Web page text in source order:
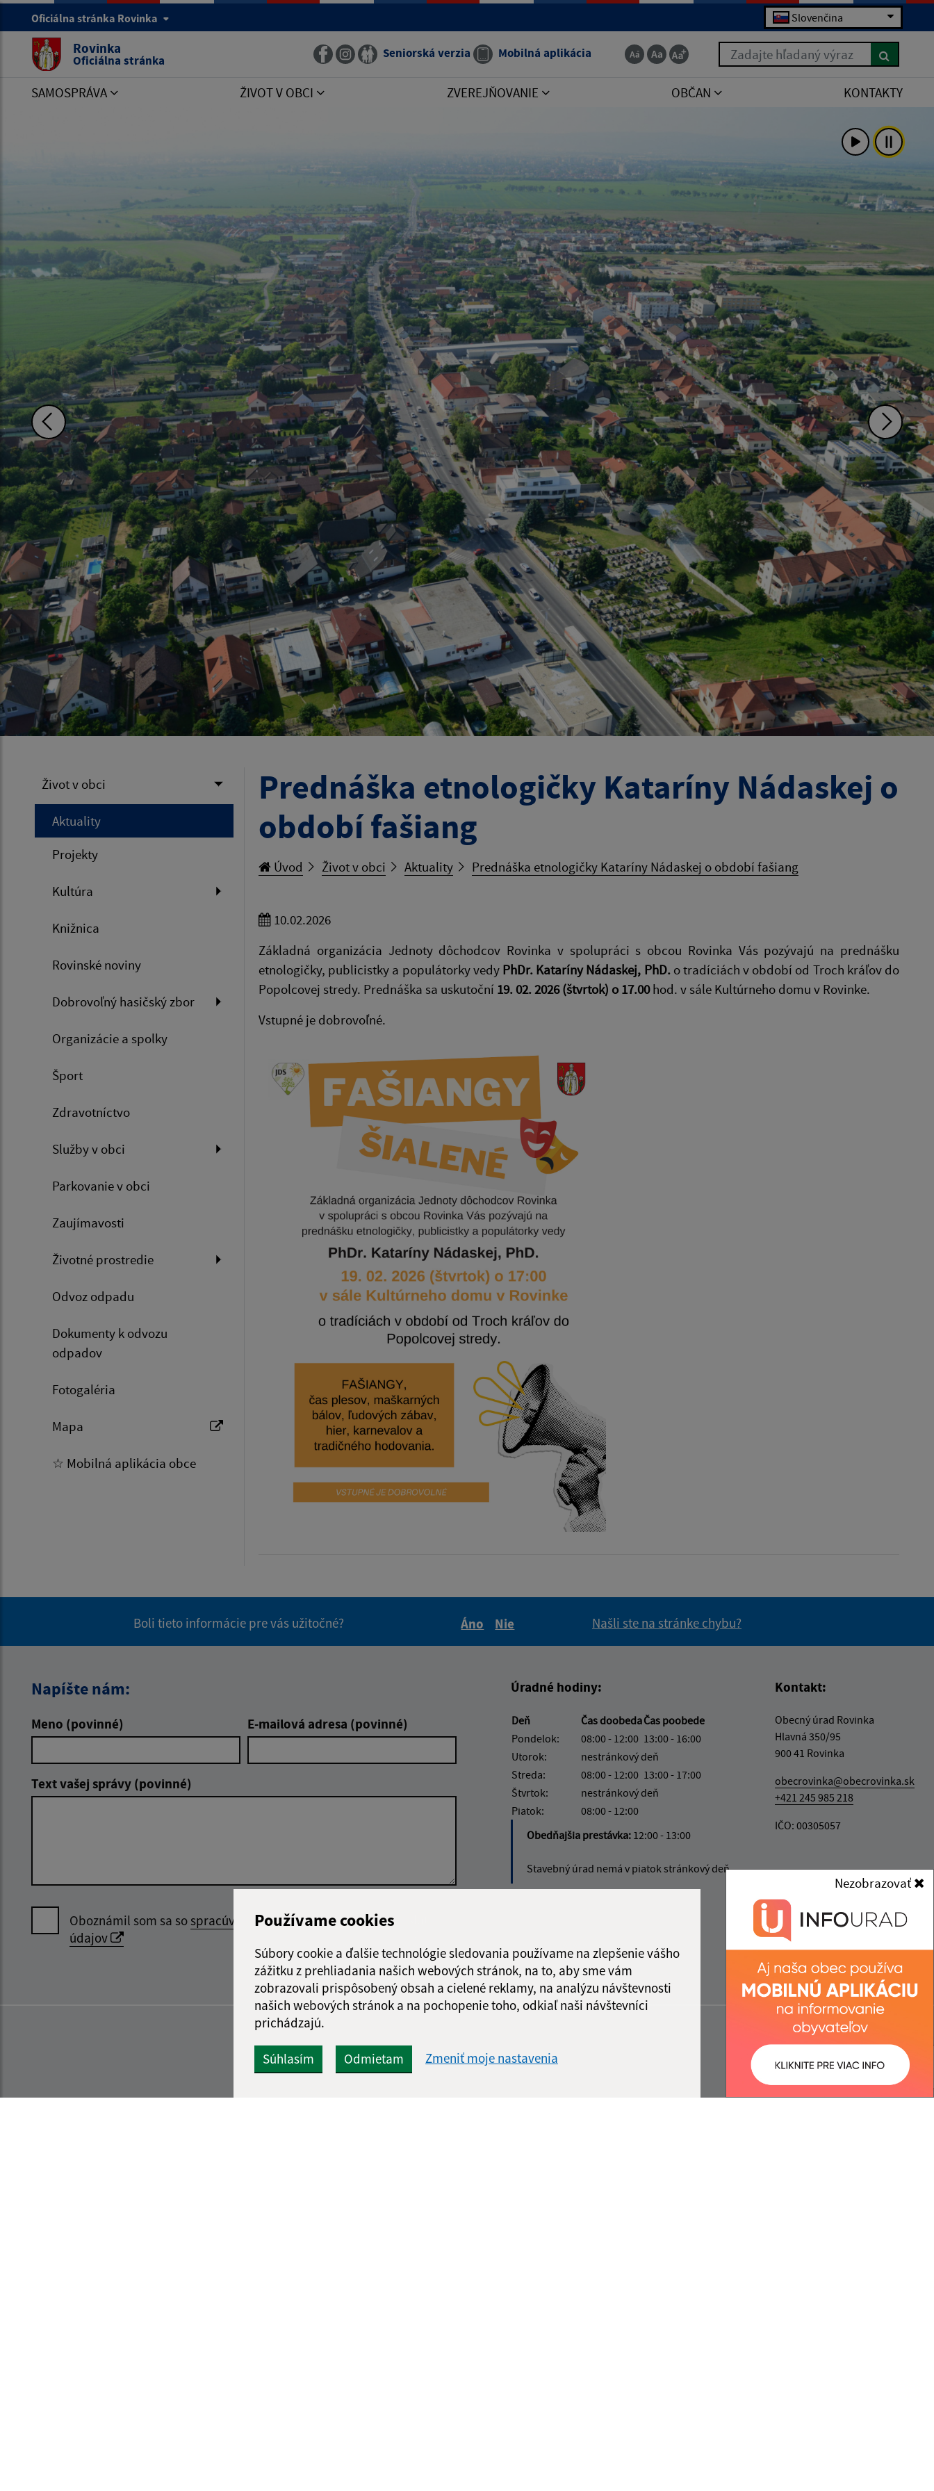
Používame cookies
Súbory cookie a ďalšie technológie sledovania používame na zlepšenie vášho
zážitku z prehliadania našich webových stránok, na to, aby sme vám
zobrazovali prispôsobený obsah a cielené reklamy, na analýzu návštevnosti
našich webových stránok a na pochopenie toho, odkiaľ naši návštevníci
prichádzajú.
Súhlasím Odmietam Zmeniť moje nastavenia
Nezobrazovať
Oficiálna stránka Rovinka Slovenčina
Rovinka
Oficiálna stránka Seniorská verzia Mobilná aplikácia Zadajte hľadaný výraz
SAMOSPRÁVA ŽIVOT V OBCI ZVEREJŇOVANIE OBČAN KONTAKTY
Život v obci
Aktuality
Projekty
Kultúra
Knižnica
Rovinské noviny
Dobrovoľný hasičský zbor
Organizácie a spolky
Šport
Zdravotníctvo
Služby v obci
Parkovanie v obci
Zaujímavosti
Životné prostredie
Odvoz odpadu
Dokumenty k odvozu
odpadov
Fotogaléria
Mapa
☆ Mobilná aplikácia obce
Prednáška etnologičky Kataríny Nádaskej o
období fašiang
Úvod Život v obci Aktuality Prednáška etnologičky Kataríny Nádaskej o období fašiang
10.02.2026
Základná organizácia Jednoty dôchodcov Rovinka v spolupráci s obcou Rovinka Vás pozývajú na prednášku
etnologičky, publicistky a populátorky vedy PhDr. Kataríny Nádaskej, PhD. o tradíciách v období od Troch kráľov do
Popolcovej stredy. Prednáška sa uskutoční 19. 02. 2026 (štvrtok) o 17.00hod. v sále Kultúrneho domu v Rovinke.
Vstupné je dobrovoľné.
Boli tieto informácie pre vás užitočné?
Áno
Nie
Našli ste na stránke chybu?
Napíšte nám:
Meno (povinné) E-mailová adresa (povinné)
Text vašej správy (povinné)
Oboznámil som sa sospracúvaním osobných
údajov
Google reCaptcha Response
Odoslať
Úradné hodiny:
Deň Čas doobedaČas poobede
Pondelok:
08:00 - 12:00 13:00 - 16:00
Utorok:
nestránkový deň
Streda:
08:00 - 12:00 13:00 - 17:00
Štvrtok:
nestránkový deň
Piatok:
08:00 - 12:00
Obedňajšia prestávka: 12:00 - 13:00
Stavebný úrad nemá v piatok stránkový deň.
Kontakt:
Obecný úrad Rovinka
Hlavná 350/95
900 41 Rovinka
obecrovinka@obecrovinka.sk
+421 245 985 218
IČO: 00305057